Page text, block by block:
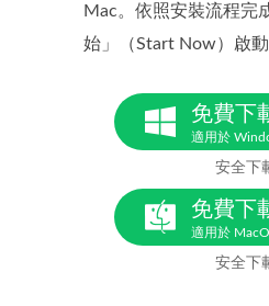
Mac。依照安裝流程完
始」（Start Now）啟動
免費下
適用於
安全下
免費下
適用於
安全下